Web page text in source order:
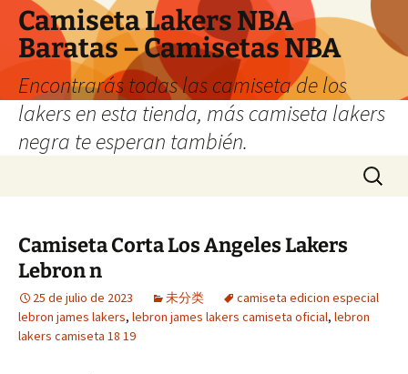
Camiseta Lakers NBA
Baratas – Camisetas NBA
Encontrarás todas las camiseta de los
lakers en esta tienda, más camiseta lakers
negra te esperan también.
Buscar:
Camiseta Corta Los Angeles Lakers
Lebron n
25 de julio de 2023 未分类
camiseta edicion especial
lebron james lakers, lebron james lakers camiseta oficial, lebron
lakers camiseta 18 19